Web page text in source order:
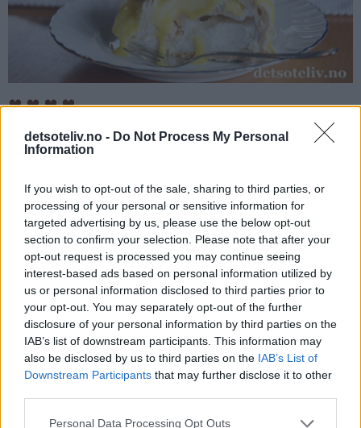
detsoteliv.no - Do Not Process My Personal
Information
If you wish to opt-out of the sale, sharing to third parties, or
processing of your personal or sensitive information for
targeted advertising by us, please use the below opt-out
section to confirm your selection. Please note that after your
opt-out request is processed you may continue seeing
interest-based ads based on personal information utilized by
us or personal information disclosed to third parties prior to
your opt-out. You may separately opt-out of the further
disclosure of your personal information by third parties on the
IAB’s list of downstream participants. This information may
also be disclosed by us to third parties on the IAB’s List of
Downstream Participants that may further disclose it to other
Personal Data Processing Opt Outs
♥♥♥♥